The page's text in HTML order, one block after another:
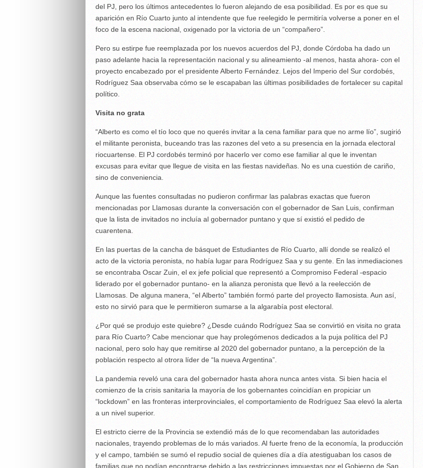
del PJ, pero los últimos antecedentes lo fueron alejando de esa posibilidad. Es por es que su
aparición en Río Cuarto junto al intendente que fue reelegido le permitiría volverse a poner en el
foco de la escena nacional, oxigenado por la victoria de un “compañero”.
Pero su estirpe fue reemplazada por los nuevos acuerdos del PJ, donde Córdoba ha dado un
paso adelante hacia la representación nacional y su alineamiento -al menos, hasta ahora- con el
proyecto encabezado por el presidente Alberto Fernández. Lejos del Imperio del Sur cordobés,
Rodríguez Saa observaba cómo se le escapaban las últimas posibilidades de fortalecer su capital
político.
Visita no grata
“Alberto es como el tío loco que no querés invitar a la cena familiar para que no arme lío”, sugirió
el militante peronista, buceando tras las razones del veto a su presencia en la jornada electoral
riocuartense. El PJ cordobés terminó por hacerlo ver como ese familiar al que le inventan
excusas para evitar que llegue de visita en las fiestas navideñas. No es una cuestión de cariño,
sino de conveniencia.
Aunque las fuentes consultadas no pudieron confirmar las palabras exactas que fueron
mencionadas por Llamosas durante la conversación con el gobernador de San Luis, confirman
que la lista de invitados no incluía al gobernador puntano y que sí existió el pedido de
cuarentena.
En las puertas de la cancha de básquet de Estudiantes de Río Cuarto, allí donde se realizó el
acto de la victoria peronista, no había lugar para Rodríguez Saa y su gente. En las inmediaciones
se encontraba Oscar Zuin, el ex jefe policial que representó a Compromiso Federal -espacio
liderado por el gobernador puntano- en la alianza peronista que llevó a la reelección de
Llamosas. De alguna manera, “el Alberto” también formó parte del proyecto llamosista. Aun así,
esto no sirvió para que le permitieron sumarse a la algarabía post electoral.
¿Por qué se produjo este quiebre? ¿Desde cuándo Rodríguez Saa se convirtió en visita no grata
para Río Cuarto? Cabe mencionar que hay prolegómenos dedicados a la puja política del PJ
nacional, pero solo hay que remitirse al 2020 del gobernador puntano, a la percepción de la
población respecto al otrora líder de “la nueva Argentina”.
La pandemia reveló una cara del gobernador hasta ahora nunca antes vista. Si bien hacia el
comienzo de la crisis sanitaria la mayoría de los gobernantes coincidían en propiciar un
“lockdown” en las fronteras interprovinciales, el comportamiento de Rodríguez Saa elevó la alerta
a un nivel superior.
El estricto cierre de la Provincia se extendió más de lo que recomendaban las autoridades
nacionales, trayendo problemas de lo más variados. Al fuerte freno de la economía, la producción
y el campo, también se sumó el repudio social de quienes día a día atestiguaban los casos de
familias que no podían encontrarse debido a las restricciones impuestas por el Gobierno de San